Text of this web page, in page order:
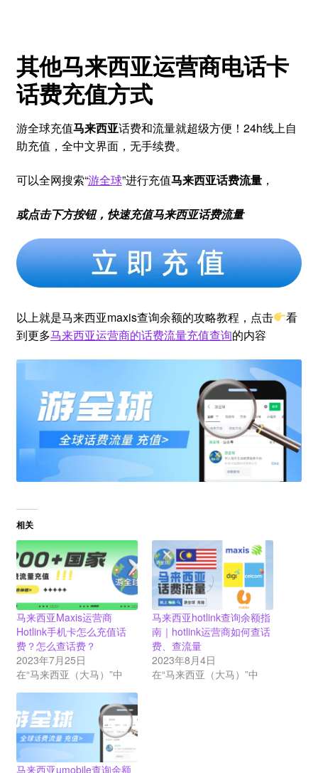
其他马来西亚运营商电话卡
话费充值方式
游全球充值马来西亚话费和流量就超级方便！24h线上自
助充值，全中文界面，无手续费。
可以全网搜索“游全球”进行充值马来西亚话费流量，
或点击下方按钮，快速充值马来西亚话费流量
以上就是马来西亚maxis查询余额的攻略教程，点击
看
到更多马来西亚运营商的话费流量充值查询的内容
相关
马来西亚Maxis运营商
Hotlink手机卡怎么充值话
费？怎么查话费？
2023年7月25日
在“马来西亚（大马）”中
马来西亚hotlink查询余额指
南｜hotlink运营商如何查话
费、查流量
2023年8月4日
在“马来西亚（大马）”中
马来西亚umobile查询余额